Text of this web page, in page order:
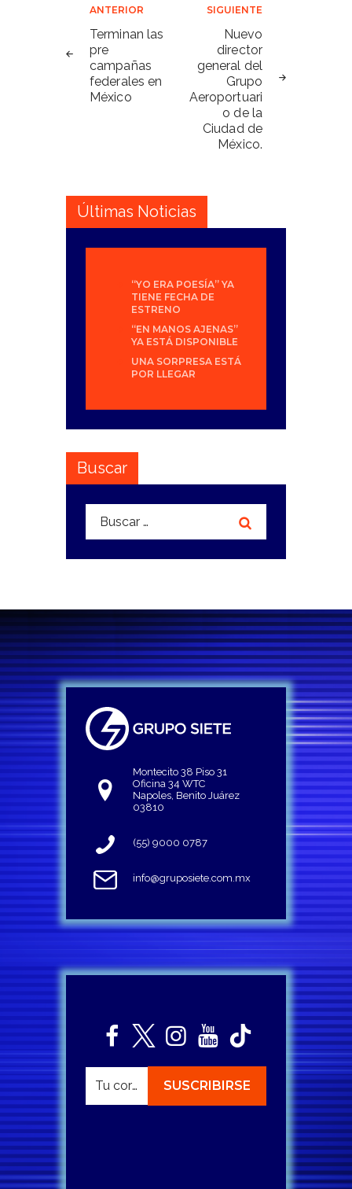
Navegación
de
entradas
ANTERIOR
Terminan las
pre
campañas
federales en
México
SIGUIENTE
Nuevo
director
general del
Grupo
Aeroportuari
o de la
Ciudad de
México.
Últimas Noticias
“YO ERA POESÍA” YA
TIENE FECHA DE
ESTRENO
“EN MANOS AJENAS”
YA ESTÁ DISPONIBLE
UNA SORPRESA ESTÁ
POR LLEGAR
Buscar
Buscar:
Montecito 38 Piso 31
Oficina 34 WTC
Napoles, Benito Juárez
03810
(55) 9000 0787
info@gruposiete.com.mx